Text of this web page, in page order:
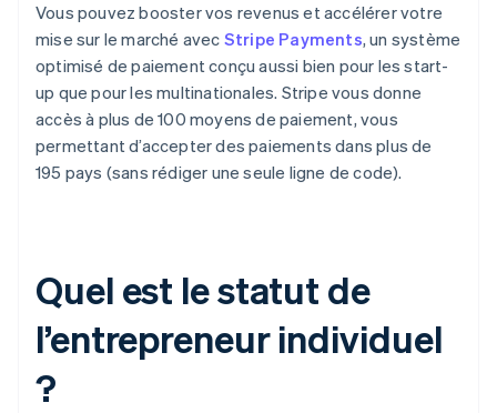
Vous pouvez booster vos revenus et accélérer votre
mise sur le marché avec Stripe Payments, un système
optimisé de paiement conçu aussi bien pour les start-
up que pour les multinationales. Stripe vous donne
accès à plus de 100 moyens de paiement, vous
permettant d’accepter des paiements dans plus de
195 pays (sans rédiger une seule ligne de code).
Quel est le statut de
l’entrepreneur individuel
?